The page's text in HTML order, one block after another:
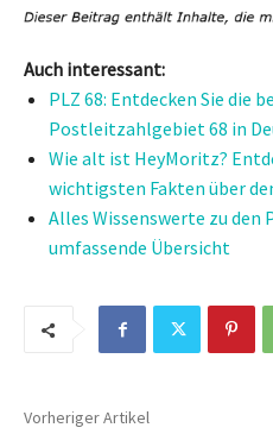
Auch interessant:
PLZ 68: Entdecken Sie die
Postleitzahlgebiet 68 in
Wie alt ist HeyMoritz?
wichtigsten Fakten über
Alles Wissenswerte zu den
umfassende Übersicht
Vorheriger Artikel